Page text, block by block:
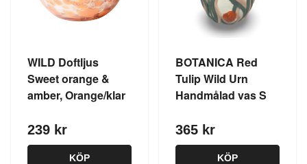
WILD Doftljus
Sweet orange &
amber, Orange/klar
239 kr
KÖP
BOTANICA Red
Tulip Wild Urn
Handmålad vas S
365 kr
KÖP